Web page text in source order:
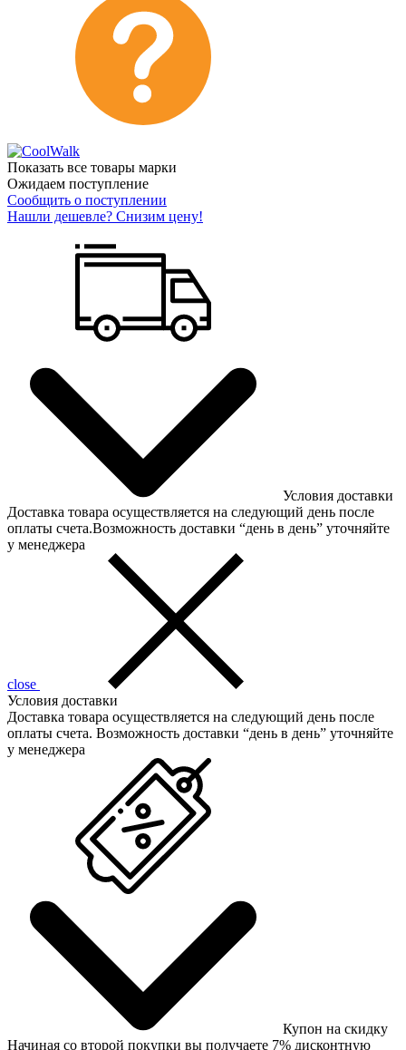
Показать все товары марки
Ожидаем поступление
Сообщить о поступлении
Нашли дешевле? Снизим цену!
Условия доставки
Доставка товара осуществляется на следующий день после
оплаты счета.Возможность доставки “день в день” уточняйте
у менеджера
close
Условия доставки
Доставка товара осуществляется на следующий день после
оплаты счета. Возможность доставки “день в день” уточняйте
у менеджера
Купон на скидку
Начиная со второй покупки вы получаете 7% дисконтную